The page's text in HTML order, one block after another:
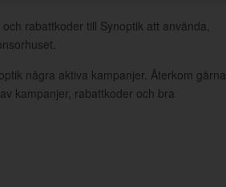
rabattkoder till Synoptik att använda,
några aktiva kampanjer. Återkom gärna
kampanjer, rabattkoder och bra